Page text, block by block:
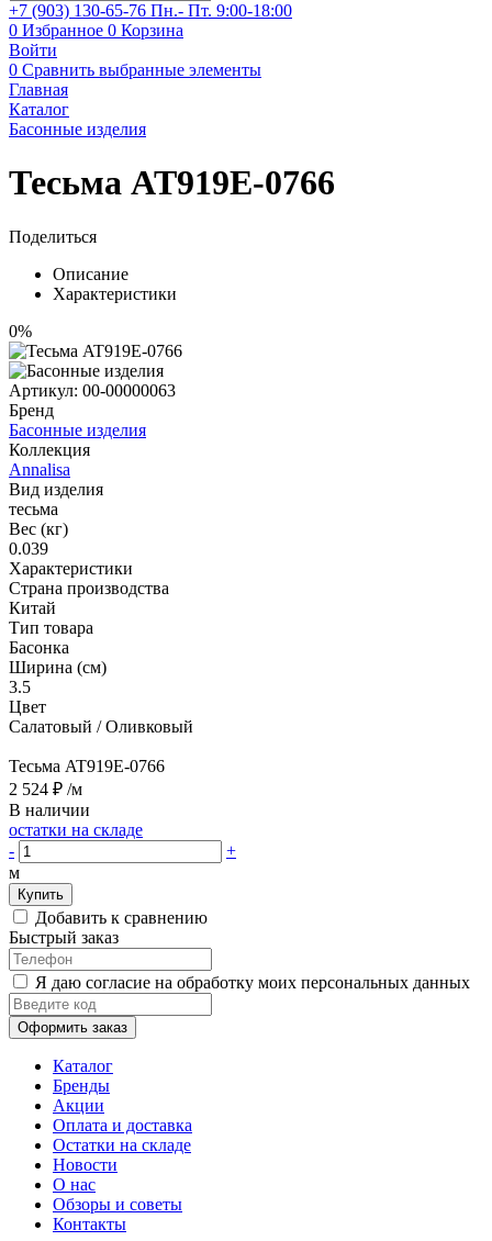
+7 (903) 130-65-76 Пн.- Пт. 9:00-18:00
0 Избранное 0 Корзина
Войти
0 Сравнить выбранные элементы
Главная
Каталог
Басонные изделия
Тесьма AT919E-0766
Поделиться
Описание
Характеристики
0%
Артикул: 00-00000063
Бренд
Басонные изделия
Коллекция
Annalisa
Вид изделия
тесьма
Вес (кг)
0.039
Характеристики
Страна производства
Китай
Тип товара
Басонка
Ширина (см)
3.5
Цвет
Салатовый / Оливковый
Тесьма AT919E-0766
2 524 ₽ /м
В наличии
остатки на складе
-
+
м
Купить
Добавить к сравнению
Быстрый заказ
Я даю согласие на обработку моих персональных данных
Оформить заказ
Каталог
Бренды
Акции
Оплата и доставка
Остатки на складе
Новости
О нас
Обзоры и советы
Контакты